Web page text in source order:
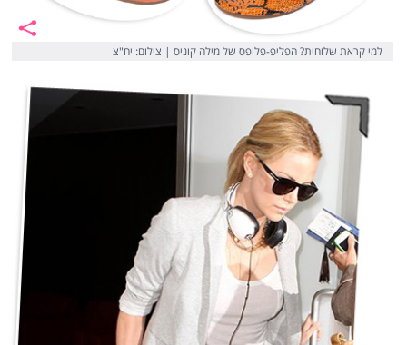
למי קראת שלוחית? הפליפ-פלופס של מילה קוניס | צילום: יח"צ